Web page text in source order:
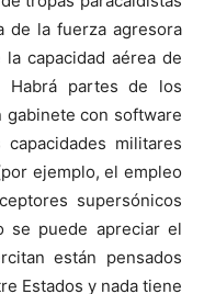
de la fuerza agresora
capacidad aérea de
Habrá partes de los
con software
militares
ejemplo, el empleo
supersónicos
se puede apreciar el
están pensados
Estados y nada tiene